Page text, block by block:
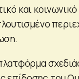
και